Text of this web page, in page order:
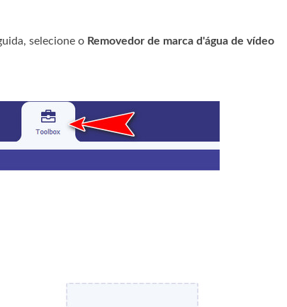
selecione o Removedor de marca d'água de vídeo